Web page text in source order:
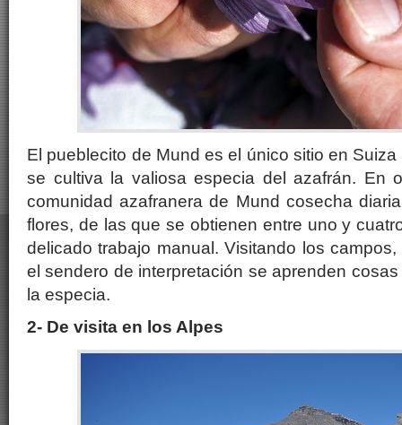
El pueblecito de Mund es el único sitio en
se cultiva la valiosa especia del azafrán. En
comunidad azafranera de Mund cosecha
flores, de las que se obtienen entre uno y
delicado trabajo manual. Visitando los
el sendero de interpretación se aprenden
la especia.
2- De visita en los Alpes